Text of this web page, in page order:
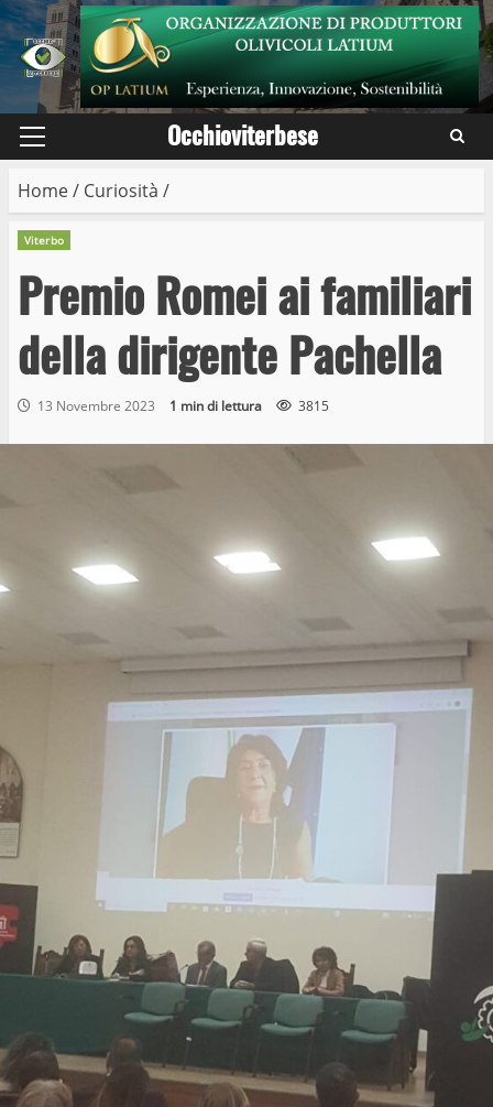
Skip
to
content
Primary
Occhioviterbese
Home/ Curiosità /
Viterbo
Premio Romei ai familiari
della dirigente Pachella
13 Novembre 2023 1 min di lettura 3815